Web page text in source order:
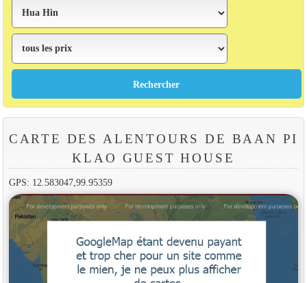
CARTE DES ALENTOURS DE BAAN PI
KLAO GUEST HOUSE
GPS: 12.583047,99.95359